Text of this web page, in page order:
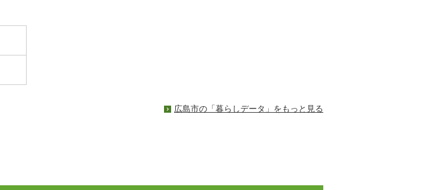
広島市の「暮らしデータ」をもっと見る